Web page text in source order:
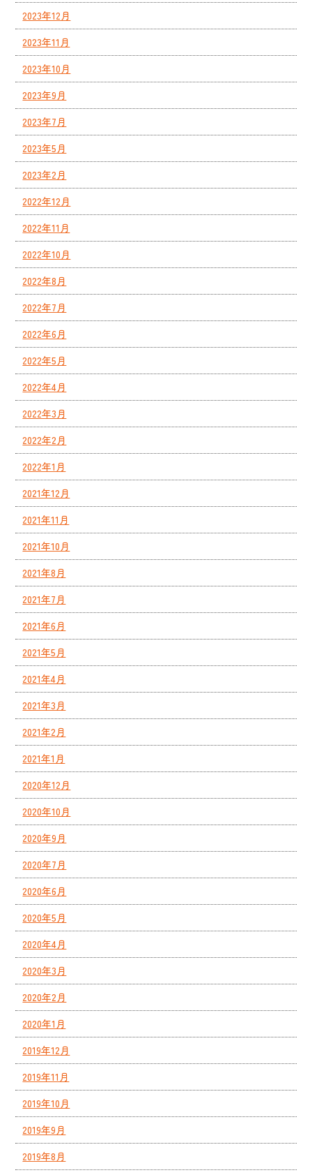
2023年12月
2023年11月
2023年10月
2023年9月
2023年7月
2023年5月
2023年2月
2022年12月
2022年11月
2022年10月
2022年8月
2022年7月
2022年6月
2022年5月
2022年4月
2022年3月
2022年2月
2022年1月
2021年12月
2021年11月
2021年10月
2021年8月
2021年7月
2021年6月
2021年5月
2021年4月
2021年3月
2021年2月
2021年1月
2020年12月
2020年10月
2020年9月
2020年7月
2020年6月
2020年5月
2020年4月
2020年3月
2020年2月
2020年1月
2019年12月
2019年11月
2019年10月
2019年9月
2019年8月